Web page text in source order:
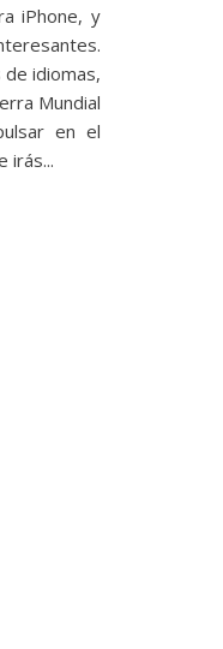
iPhone, y
idiomas,
Mundial
en el
irás...